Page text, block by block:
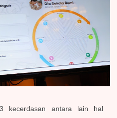
kecerdasan antara lain hal